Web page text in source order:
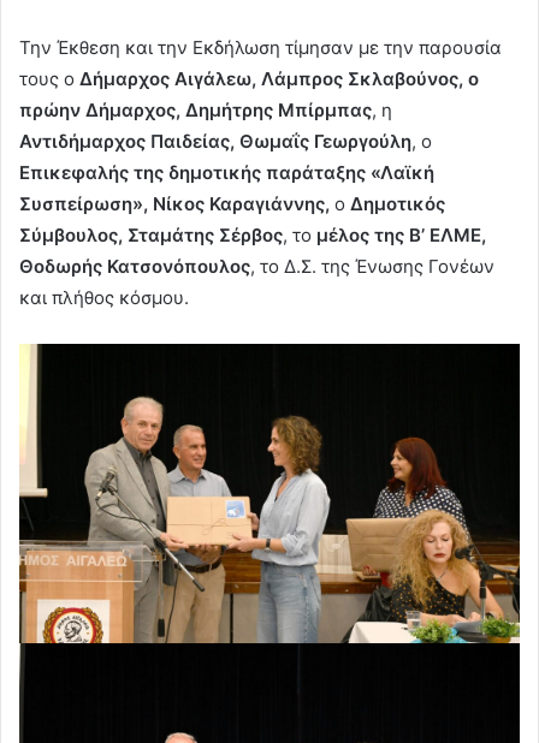
Την Έκθεση και την Εκδήλωση τίμησαν με την παρουσία
τους ο Δήμαρχος Αιγάλεω, Λάμπρος Σκλαβούνος, ο
πρώην Δήμαρχος, Δημήτρης Μπίρμπας, η
Αντιδήμαρχος Παιδείας, Θωμαΐς Γεωργούλη, ο
Επικεφαλής της δημοτικής παράταξης «Λαϊκή
Συσπείρωση», Νίκος Καραγιάννης, ο Δημοτικός
Σύμβουλος, Σταμάτης Σέρβος, το μέλος της Β’ ΕΛΜΕ,
Θοδωρής Κατσονόπουλος, το Δ.Σ. της Ένωσης Γονέων
και πλήθος κόσμου.